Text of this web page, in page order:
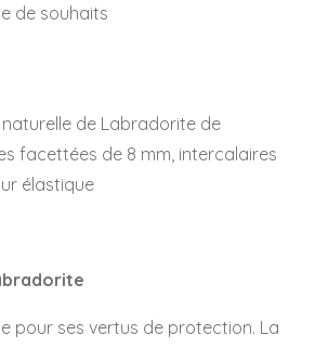
de souhaits
de Labradorite de
facettées de 8 mm, intercalaires
élastique
pour ses vertus de protection. La